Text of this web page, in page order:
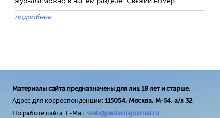
подробнее
Материалы сайта предназначены для лиц 18 лет и старше.
Адрес для корреспонденции: 115054, Москва, М-54, а/я 32.
По работе сайта: E-Mail: web@pediatriajournal.ru